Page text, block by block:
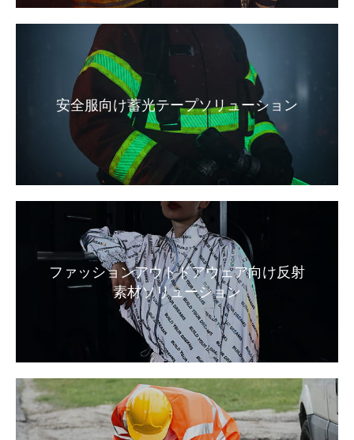
安全服向け蓄光テープソリューション
ファッションアウトドアウェア向け反射
素材ソリューション